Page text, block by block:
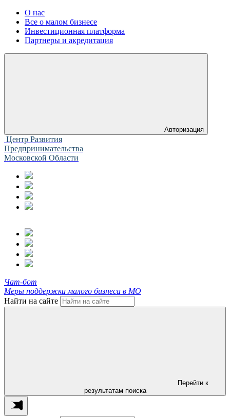
О нас
Все о малом бизнесе
Инвестиционная платформа
Партнеры и акредитация
Авторизация
Центр Развития
Предпринимательства
Московской Области
Чат-бот
Меры поддержки малого бизнеса в МО
Найти на сайте
Перейти к
результатам поиска